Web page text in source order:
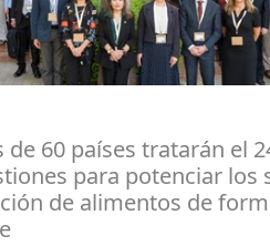
60 países tratarán el
para potenciar los
de alimentos de